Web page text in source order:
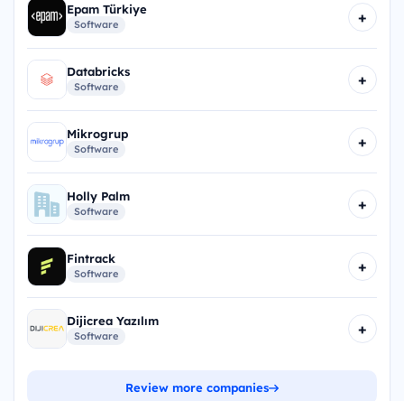
Epam Türkiye
Software +
Databricks
Software +
Mikrogrup
Software +
Holly Palm
Software +
Fintrack
Software +
Dijicrea Yazılım
Software +
Review more companies